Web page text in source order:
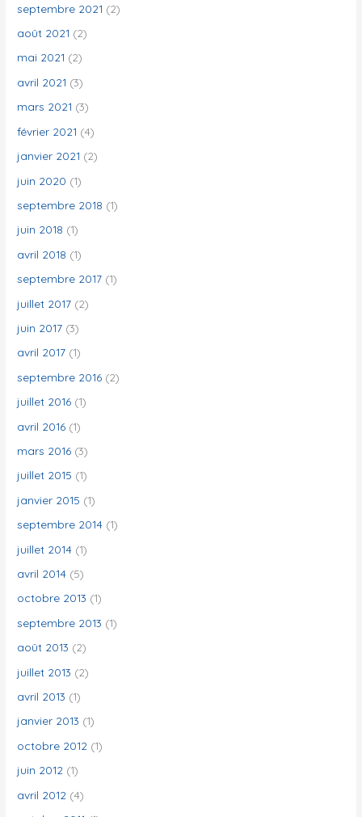
septembre 2021 (2)
août 2021 (2)
mai 2021 (2)
avril 2021 (3)
mars 2021 (3)
février 2021 (4)
janvier 2021 (2)
juin 2020 (1)
septembre 2018 (1)
juin 2018 (1)
avril 2018 (1)
septembre 2017 (1)
juillet 2017 (2)
juin 2017 (3)
avril 2017 (1)
septembre 2016 (2)
juillet 2016 (1)
avril 2016 (1)
mars 2016 (3)
juillet 2015 (1)
janvier 2015 (1)
septembre 2014 (1)
juillet 2014 (1)
avril 2014 (5)
octobre 2013 (1)
septembre 2013 (1)
août 2013 (2)
juillet 2013 (2)
avril 2013 (1)
janvier 2013 (1)
octobre 2012 (1)
juin 2012 (1)
avril 2012 (4)